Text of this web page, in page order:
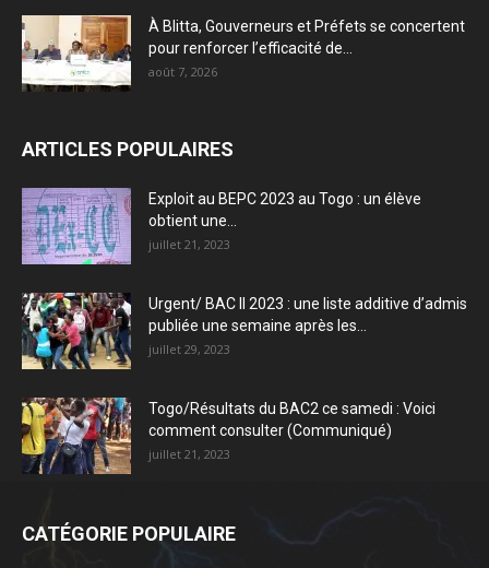
À Blitta, Gouverneurs et Préfets se concertent
pour renforcer l’efficacité de...
août 7, 2026
ARTICLES POPULAIRES
Exploit au BEPC 2023 au Togo : un élève
obtient une...
juillet 21, 2023
Urgent/ BAC II 2023 : une liste additive d’admis
publiée une semaine après les...
juillet 29, 2023
Togo/Résultats du BAC2 ce samedi : Voici
comment consulter (Communiqué)
juillet 21, 2023
CATÉGORIE POPULAIRE